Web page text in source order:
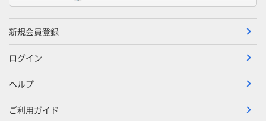
新規会員登録
ログイン
ヘルプ
ご利用ガイド